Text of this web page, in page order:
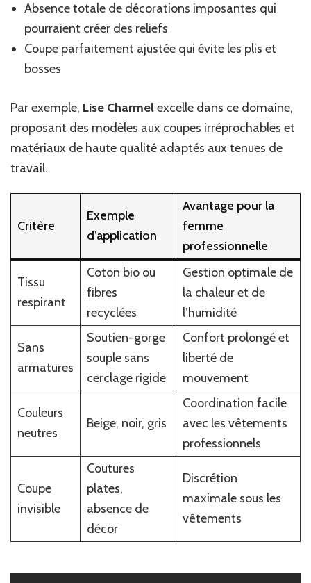
Absence totale de décorations imposantes qui
pourraient créer des reliefs
Coupe parfaitement ajustée qui évite les plis et
bosses
Par exemple, Lise Charmelexcelle dans ce domaine,
proposant des modèles aux coupes irréprochables et
matériaux de haute qualité adaptés aux tenues de
travail.
Critère
Exemple
d’application
Avantage pour la
femme
professionnelle
Tissu
respirant
Coton bio ou
fibres
recyclées
Gestion optimale de
la chaleur et de
l’humidité
Sans
armatures
Soutien-gorge
souple sans
cerclage rigide
Confort prolongé et
liberté de
mouvement
Couleurs
neutres
Beige, noir, gris
Coordination facile
avec les vêtements
professionnels
Coupe
invisible
Coutures
plates,
absence de
décor
Discrétion
maximale sous les
vêtements